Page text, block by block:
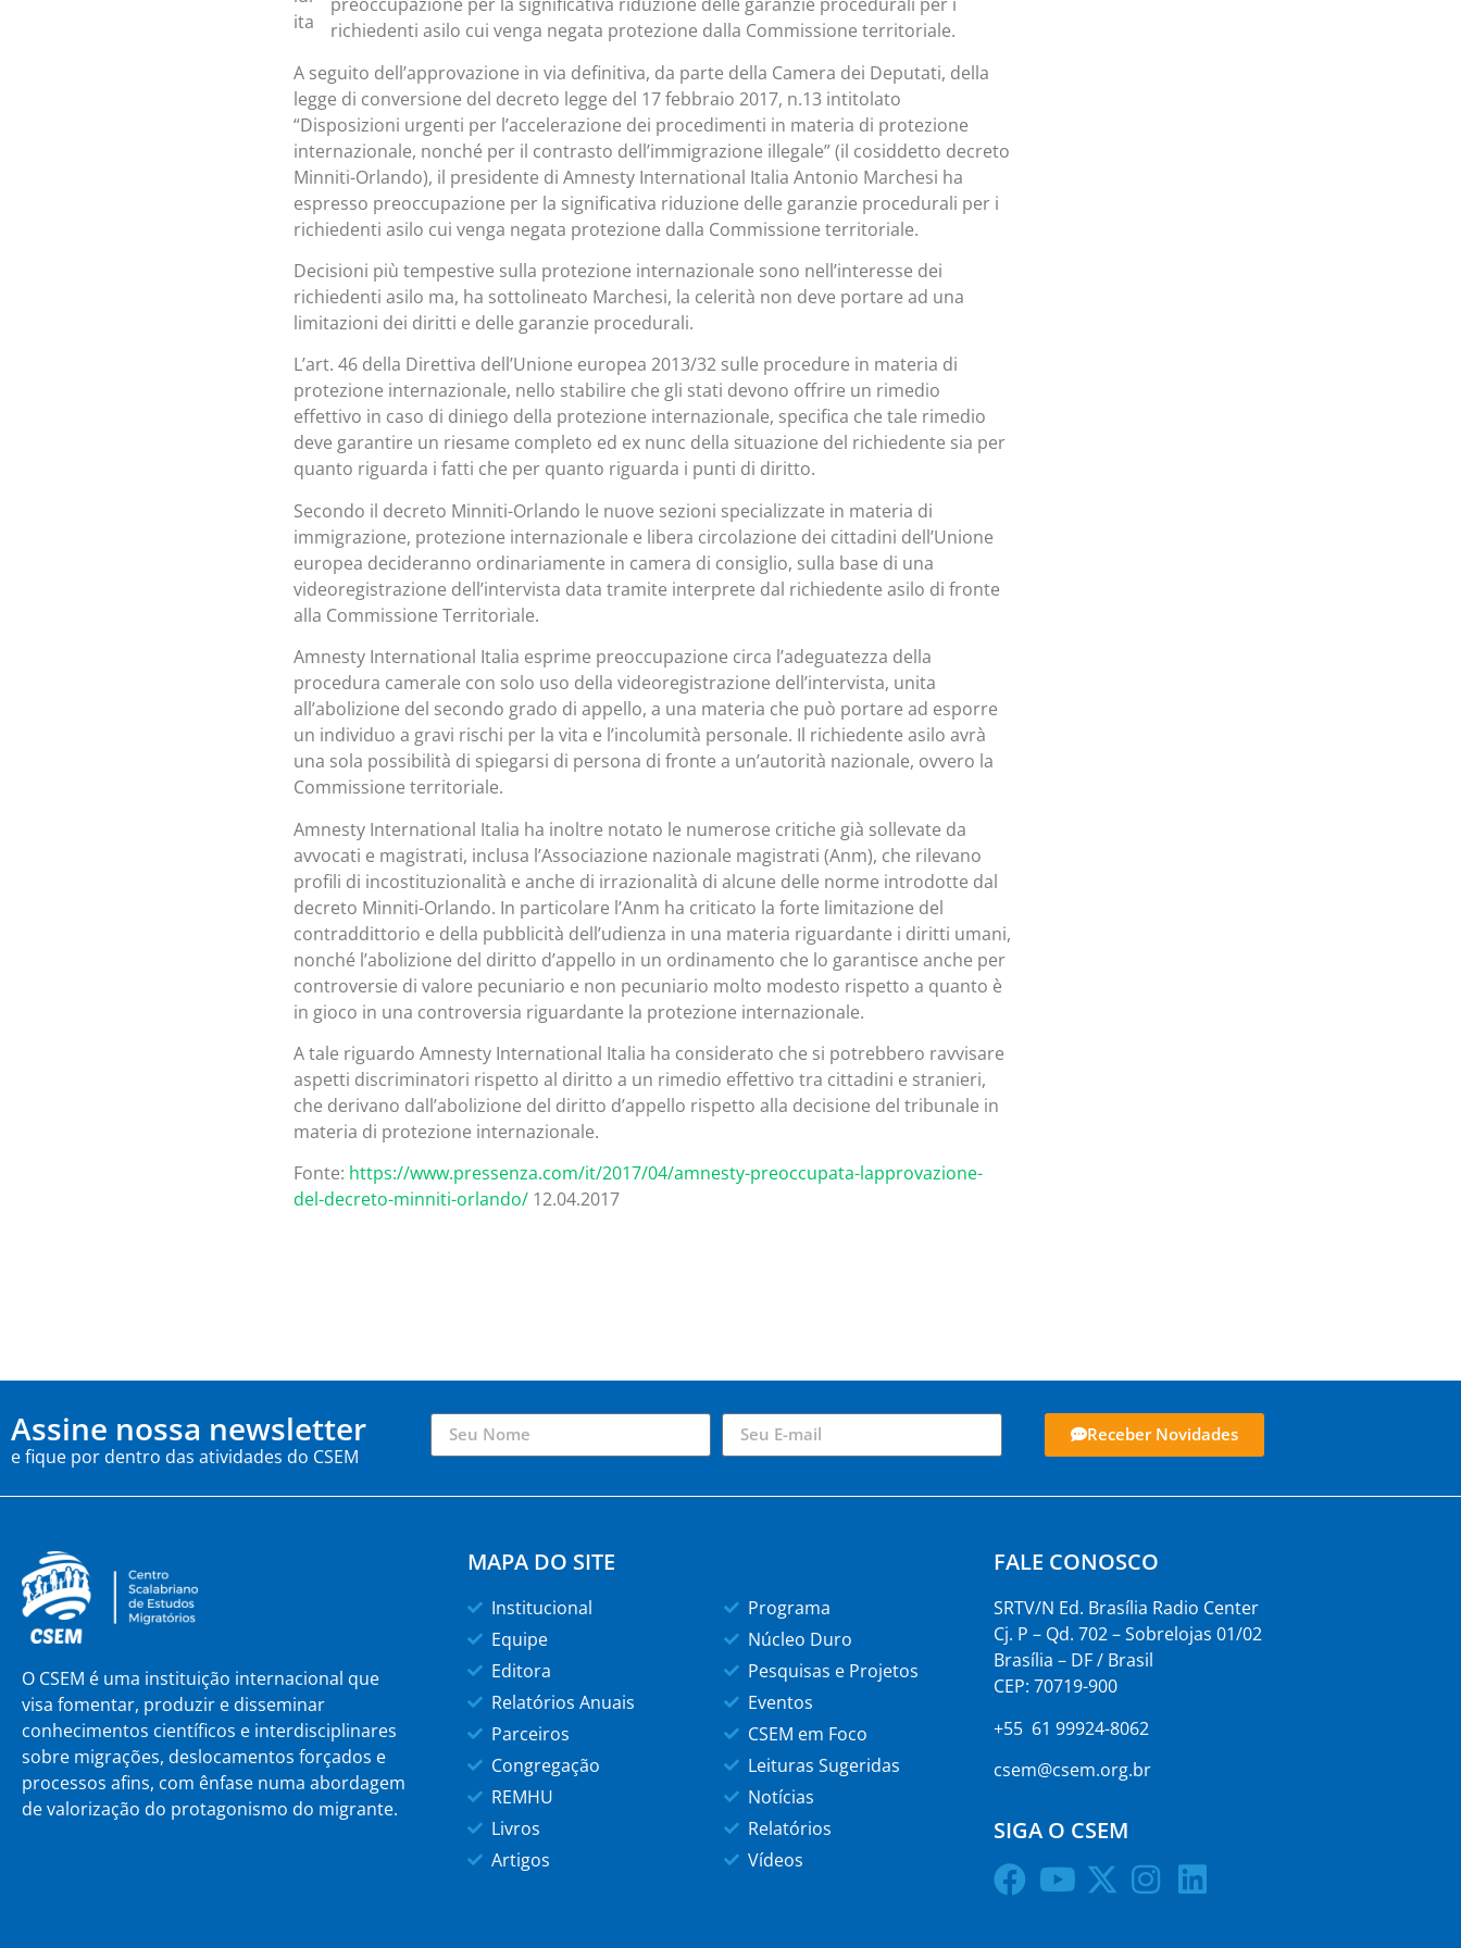
richiedenti asilo cui venga negata protezione dalla Commissione territoriale.
A seguito dell’approvazione in via definitiva, da parte della Camera dei Deputati, della
legge di conversione del decreto legge del 17 febbraio 2017, n.13 intitolato
“Disposizioni urgenti per l’accelerazione dei procedimenti in materia di protezione
internazionale, nonché per il contrasto dell’immigrazione illegale” (il cosiddetto decreto
Minniti-Orlando), il presidente di Amnesty International Italia Antonio Marchesi ha
espresso preoccupazione per la significativa riduzione delle garanzie procedurali per i
richiedenti asilo cui venga negata protezione dalla Commissione territoriale.
Decisioni più tempestive sulla protezione internazionale sono nell’interesse dei
richiedenti asilo ma, ha sottolineato Marchesi, la celerità non deve portare ad una
limitazioni dei diritti e delle garanzie procedurali.
L’art. 46 della Direttiva dell’Unione europea 2013/32 sulle procedure in materia di
protezione internazionale, nello stabilire che gli stati devono offrire un rimedio
effettivo in caso di diniego della protezione internazionale, specifica che tale rimedio
deve garantire un riesame completo ed ex nunc della situazione del richiedente sia per
quanto riguarda i fatti che per quanto riguarda i punti di diritto.
Secondo il decreto Minniti-Orlando le nuove sezioni specializzate in materia di
immigrazione, protezione internazionale e libera circolazione dei cittadini dell’Unione
europea decideranno ordinariamente in camera di consiglio, sulla base di una
videoregistrazione dell’intervista data tramite interprete dal richiedente asilo di fronte
alla Commissione Territoriale.
Amnesty International Italia esprime preoccupazione circa l’adeguatezza della
procedura camerale con solo uso della videoregistrazione dell’intervista, unita
all’abolizione del secondo grado di appello, a una materia che può portare ad esporre
un individuo a gravi rischi per la vita e l’incolumità personale. Il richiedente asilo avrà
una sola possibilità di spiegarsi di persona di fronte a un’autorità nazionale, ovvero la
Commissione territoriale.
Amnesty International Italia ha inoltre notato le numerose critiche già sollevate da
avvocati e magistrati, inclusa l’Associazione nazionale magistrati (Anm), che rilevano
profili di incostituzionalità e anche di irrazionalità di alcune delle norme introdotte dal
decreto Minniti-Orlando. In particolare l’Anm ha criticato la forte limitazione del
contraddittorio e della pubblicità dell’udienza in una materia riguardante i diritti umani,
nonché l’abolizione del diritto d’appello in un ordinamento che lo garantisce anche per
controversie di valore pecuniario e non pecuniario molto modesto rispetto a quanto è
in gioco in una controversia riguardante la protezione internazionale.
A tale riguardo Amnesty International Italia ha considerato che si potrebbero ravvisare
aspetti discriminatori rispetto al diritto a un rimedio effettivo tra cittadini e stranieri,
che derivano dall’abolizione del diritto d’appello rispetto alla decisione del tribunale in
materia di protezione internazionale.
Fonte: https://www.pressenza.com/it/2017/04/amnesty-preoccupata-lapprovazione-
del-decreto-minniti-orlando/ 12.04.2017
Assine nossa newsletter
e fique por dentro das atividades do CSEM
Receber Novidades
O CSEM é uma instituição internacional que
visa fomentar, produzir e disseminar
conhecimentos científicos e interdisciplinares
sobre migrações, deslocamentos forçados e
processos afins, com ênfase numa abordagem
de valorização do protagonismo do migrante.
MAPA DO SITE
Institucional
Equipe
Editora
Relatórios Anuais
Parceiros
Congregação
REMHU
Livros
Artigos
Programa
Núcleo Duro
Pesquisas e Projetos
Eventos
CSEM em Foco
Leituras Sugeridas
Notícias
Relatórios
Vídeos
FALE CONOSCO
SRTV/N Ed. Brasília Radio Center
Cj. P – Qd. 702 – Sobrelojas 01/02
Brasília – DF / Brasil
CEP: 70719-900
+55 61 99924-8062
csem@csem.org.br
SIGA O CSEM